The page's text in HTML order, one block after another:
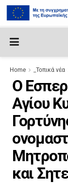
Home _Τοπικά νέα
Ο
Αγίου
και